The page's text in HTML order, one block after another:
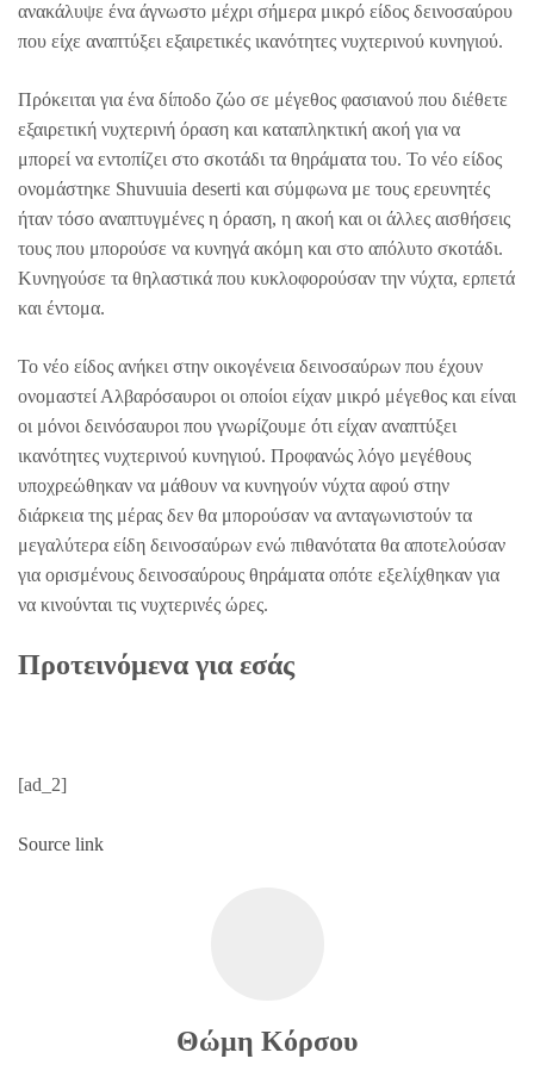
ανακάλυψε ένα άγνωστο μέχρι σήμερα μικρό είδος δεινοσαύρου
που είχε αναπτύξει εξαιρετικές ικανότητες νυχτερινού κυνηγιού.
Πρόκειται για ένα δίποδο ζώο σε μέγεθος φασιανού που διέθετε
εξαιρετική νυχτερινή όραση και καταπληκτική ακοή για να
μπορεί να εντοπίζει στο σκοτάδι τα θηράματα του. Το νέο είδος
ονομάστηκε Shuvuuia deserti και σύμφωνα με τους ερευνητές
ήταν τόσο αναπτυγμένες η όραση, η ακοή και οι άλλες αισθήσεις
τους που μπορούσε να κυνηγά ακόμη και στο απόλυτο σκοτάδι.
Κυνηγούσε τα θηλαστικά που κυκλοφορούσαν την νύχτα, ερπετά
και έντομα.
Το νέο είδος ανήκει στην οικογένεια δεινοσαύρων που έχουν
ονομαστεί Αλβαρόσαυροι οι οποίοι είχαν μικρό μέγεθος και είναι
οι μόνοι δεινόσαυροι που γνωρίζουμε ότι είχαν αναπτύξει
ικανότητες νυχτερινού κυνηγιού. Προφανώς λόγο μεγέθους
υποχρεώθηκαν να μάθουν να κυνηγούν νύχτα αφού στην
διάρκεια της μέρας δεν θα μπορούσαν να ανταγωνιστούν τα
μεγαλύτερα είδη δεινοσαύρων ενώ πιθανότατα θα αποτελούσαν
για ορισμένους δεινοσαύρους θηράματα οπότε εξελίχθηκαν για
να κινούνται τις νυχτερινές ώρες.
Προτεινόμενα για εσάς
[ad_2]
Source link
Θώμη Κόρσου